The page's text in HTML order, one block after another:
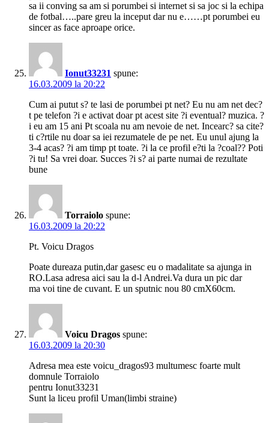
sa ii conving sa am si porumbei si internet si sa joc si la echipa
de fotbal…..pare greu la inceput dar nu e……pt porumbei eu
sincer as face aproape orice.
Ionut33231 spune:
16.03.2009 la 20:22
Cum ai putut s? te lasi de porumbei pt net? Eu nu am net dec?
t pe telefon ?i e activat doar pt acest site ?i eventual? muzica. ?
i eu am 15 ani Pt scoala nu am nevoie de net. Incearc? sa cite?
ti c?rtile nu doar sa iei rezumatele de pe net. Eu unul ajung la
3-4 acas? ?i am timp pt toate. ?i la ce profil e?ti la ?coal?? Poti
?i tu! Sa vrei doar. Succes ?i s? ai parte numai de rezultate
bune
Torraiolo spune:
16.03.2009 la 20:22
Pt. Voicu Dragos
Poate dureaza putin,dar gasesc eu o madalitate sa ajunga in
RO.Lasa adresa aici sau la d-l Andrei.Va dura un pic dar
ma voi tine de cuvant. E un sputnic nou 80 cmX60cm.
Voicu Dragos spune:
16.03.2009 la 20:30
Adresa mea este voicu_dragos93 multumesc foarte mult
domnule Torraiolo
pentru Ionut33231
Sunt la liceu profil Uman(limbi straine)